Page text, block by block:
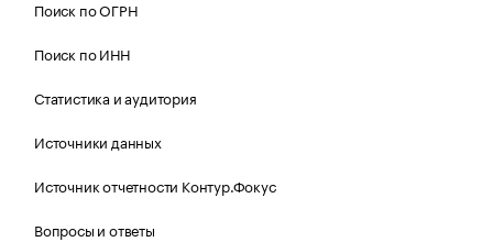
Поиск по ОГРН
Поиск по ИНН
Статистика и аудитория
Источники данных
Источник отчетности Контур.Фокус
Вопросы и ответы